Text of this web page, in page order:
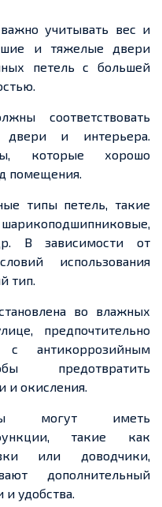
учитывать вес и
и тяжелые двери
петель с большей
соответствовать
и интерьера.
которые хорошо
помещения.
типы петель, такие
В зависимости от
использования
тип.
во влажных
предпочтительно
антикоррозийным
предотвратить
и окисления.
могут иметь
такие как
или доводчики,
дополнительный
и удобства.